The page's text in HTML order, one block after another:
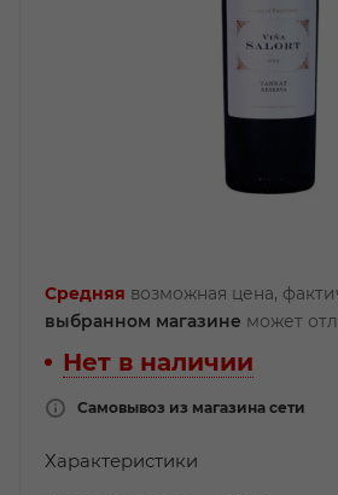
Средняя возможная цена,
выбранном магазине может
Нет в наличии
Самовывоз из магазина сети
Характеристики